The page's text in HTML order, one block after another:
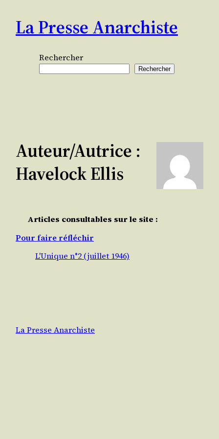
contenu
La Presse Anarchiste
Rechercher
Rechercher
Auteur/autrice :
Havelock Ellis
Articles consultables sur le site :
Pour faire réfléchir
L'Unique n°2 (juillet 1946)
La Presse Anarchiste